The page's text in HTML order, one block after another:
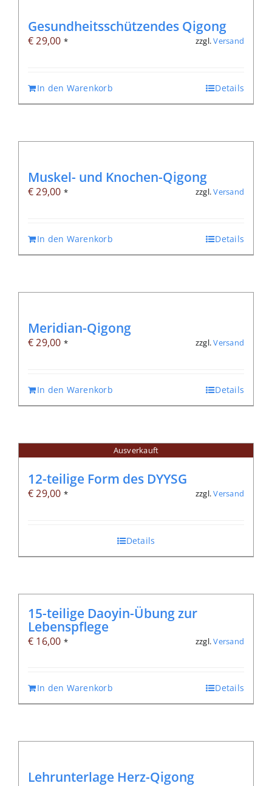
Gesundheitsschützendes Qigong
€29,00 * zzgl.Versand
In den Warenkorb Details
Muskel- und Knochen-Qigong
€29,00 * zzgl.Versand
In den Warenkorb Details
Meridian-Qigong
€29,00 * zzgl.Versand
In den Warenkorb Details
Ausverkauft
12-teilige Form des DYYSG
€29,00 * zzgl.Versand
Details
15-teilige Daoyin-Übung zur
Lebenspflege
€ 16,00 * zzgl.Versand
In den Warenkorb Details
Lehrunterlage Herz-Qigong